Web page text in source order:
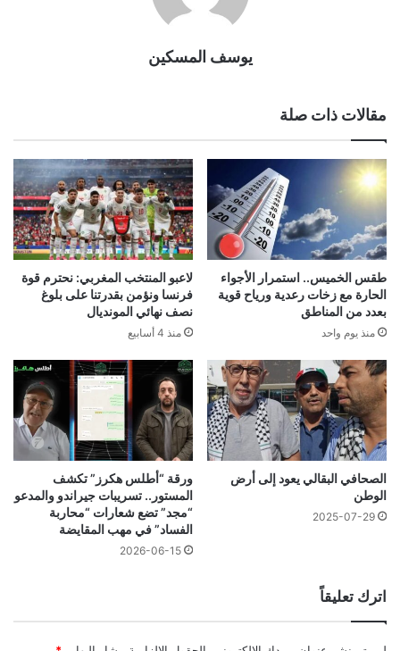
يوسف المسكين
مقالات ذات صلة
طقس الخميس.. استمرار الأجواء
الحارة مع زخات رعدية ورياح قوية
بعدد من المناطق
منذ يوم واحد
لاعبو المنتخب المغربي: نحترم قوة
فرنسا ونؤمن بقدرتنا على بلوغ
نصف نهائي المونديال
منذ 4 أسابيع
الصحافي البقالي يعود إلى أرض
الوطن
2025-07-29
ورقة “أطلس هكرز” تكشف
المستور.. تسريبات جيراندو والمدعو
“مجد” تضع شعارات “محاربة
الفساد” في مهب المقايضة
2026-06-15
اترك تعليقاً